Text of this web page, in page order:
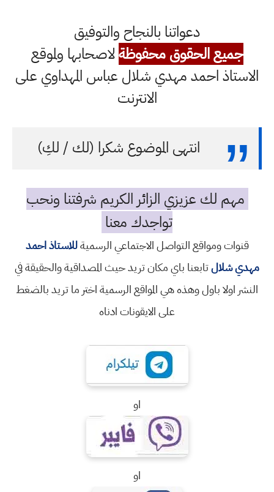
دعواتنا بالنجاح والتوفيق
جميع الحقوق محفوظةلاصحابها ولموقع
الاستاذ احمد مهدي شلال عباس المهداوي على
الانترنت
انتهى الموضوع شكرا (لك / لكِ)
مهم لك عزيزي الزائر الكريم شرفتنا ونحب
تواجدك معنا
قنوات ومواقع التواصل الاجتماعي الرسميةللاستاذ احمد
مهدي شلالتابعنا باي مكان تريد حيث المصداقية والحقيقة في
النشر اولا باول وهذه هي المواقع الرسمية اختر ما تريد بالضغط
على الايقونات ادناه
او
او